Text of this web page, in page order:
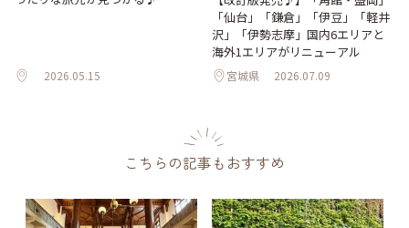
2026.05.15
「仙台」「鎌倉」「伊豆」「軽井
沢」「伊勢志摩」国内6エリアと
海外1エリアがリニューアル
宮城県 2026.07.09
こちらの記事もおすすめ